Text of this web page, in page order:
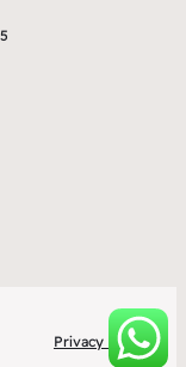
Privacy Policy